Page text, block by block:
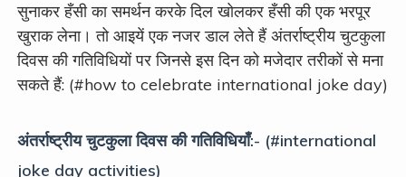
सुनाकर हँसी का समर्थन करके दिल खोलकर हँसी की एक भरपूर
खुराक लेना। तो आइयें एक नजर डाल लेते हैं अंतर्राष्ट्रीय चुटकुला
दिवस की गतिविधियों पर जिनसे इस दिन को मजेदार तरीकों से मना
सकते हैं: (#how to celebrate international joke day)
अंतर्राष्ट्रीय चुटकुला दिवस की गतिविधियाँ:- (#international
joke day activities)